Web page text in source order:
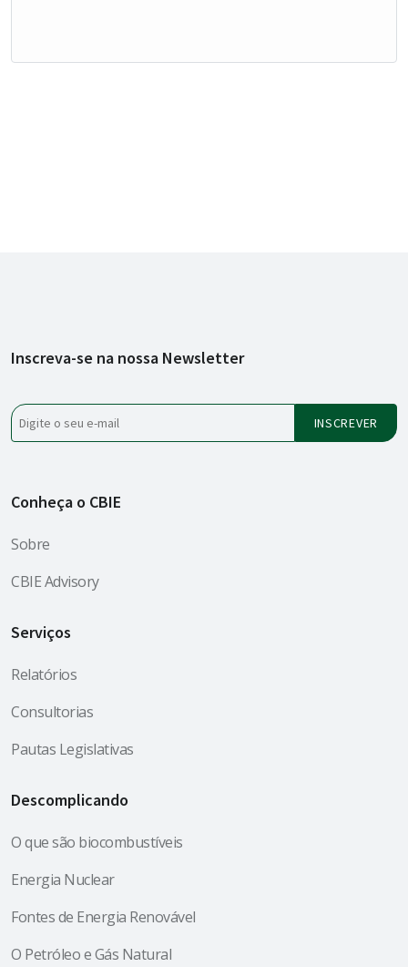
Inscreva-se na nossa Newsletter
Conheça o CBIE
Sobre
CBIE Advisory
Serviços
Relatórios
Consultorias
Pautas Legislativas
Descomplicando
O que são biocombustíveis
Energia Nuclear
Fontes de Energia Renovável
O Petróleo e Gás Natural